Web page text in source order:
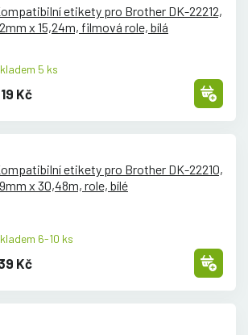
etikety pro Brother DK-22212,
x 15,24m, filmová role, bílá
5 ks
Kč
etikety pro Brother DK-22210,
x 30,48m, role, bílé
6-10 ks
Kč